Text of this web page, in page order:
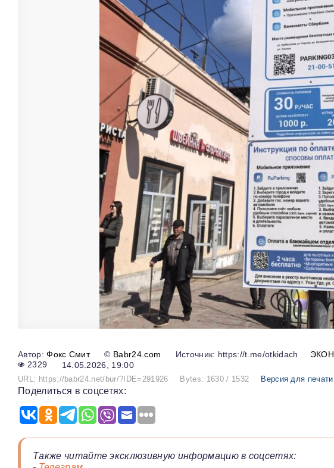
Фокс Смит © Babr24.com Источник: https://t.me/otkidach
2329
14.05.2026, 19:00
URL: https://babr24.net/bur/?IDE=291926 Bytes: 1630 / 1532 Версия для печати
Поделиться в соцсетях:
Также читайте эксклюзивную информацию в соцсетях: